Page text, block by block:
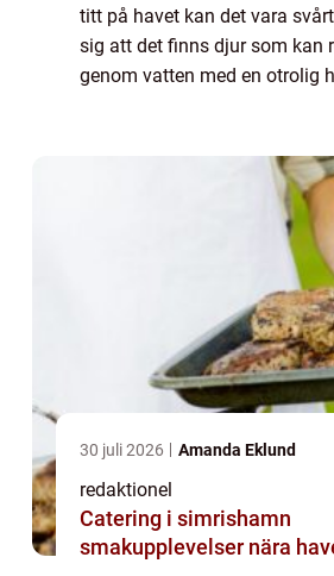
titt på havet kan det vara
sig att det finns djur som kan
genom vatten med en otrolig
30 juli 2026 Amanda Eklund
redaktionel
Catering i simrishamn
smakupplevelser nära